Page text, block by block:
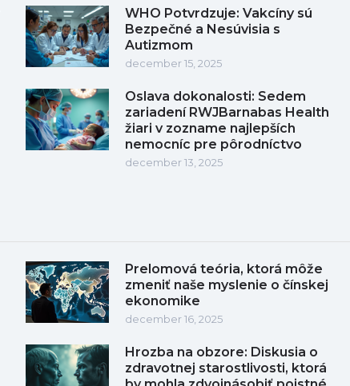
WHO Potvrdzuje: Vakcíny sú
Bezpečné a Nesúvisia s
Autizmom
december 15, 2025
Oslava dokonalosti: Sedem
zariadení RWJBarnabas Health
žiari v zozname najlepších
nemocníc pre pôrodníctvo
december 13, 2025
Prelomová teória, ktorá môže
zmeniť naše myslenie o čínskej
ekonomike
december 16, 2025
Hrozba na obzore: Diskusia o
zdravotnej starostlivosti, ktorá